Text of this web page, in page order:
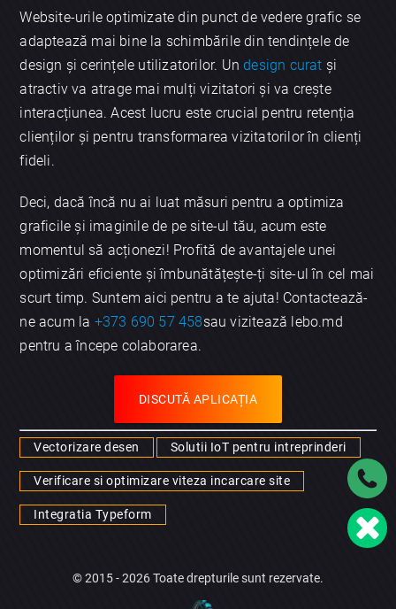
Website-urile optimizate din punct de vedere grafic se
adaptează mai bine la schimbările din tendințele de
design și cerințele utilizatorilor. Undesign curat și
atractiv va atrage mai mulți vizitatori și va crește
interacțiunea. Acest lucru este crucial pentru retenția
clienților și pentru transformarea vizitatorilor în clienți
fideli.
Deci, dacă încă nu ai luat măsuri pentru a optimiza
graficile și imaginile de pe site-ul tău, acum este
momentul să acționezi! Profită de avantajele unei
optimizări eficiente și îmbunătățește-ți site-ul în cel mai
scurt timp. Suntem aici pentru a te ajuta! Contactează-
ne acum la +373 690 57 458sau vizitează lebo.md
pentru a începe colaborarea.
DISCUTĂ APLICAȚIA
Vectorizare desen Solutii IoT pentru intreprinderi
Verificare si optimizare viteza incarcare site
Integratia Typeform
© 2015 - 2026 Toate drepturile sunt rezervate.